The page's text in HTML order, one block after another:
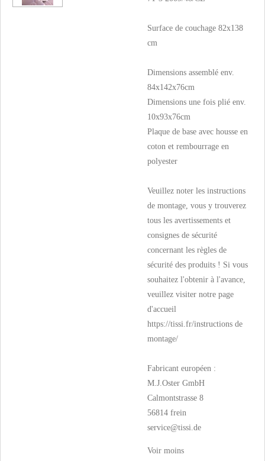
Surface de couchage 82x138
cm
Dimensions assemblé env.
84x142x76cm
Dimensions une fois plié env.
10x93x76cm
Plaque de base avec housse en
coton et rembourrage en
polyester
Veuillez noter les instructions
de montage, vous y trouverez
tous les avertissements et
consignes de sécurité
concernant les règles de
sécurité des produits ! Si vous
souhaitez l'obtenir à l'avance,
veuillez visiter notre page
d'accueil
https://tissi.fr/instructions de
montage/
Fabricant européen :
M.J.Oster GmbH
Calmontstrasse 8
56814 frein
service@tissi.de
Voir moins